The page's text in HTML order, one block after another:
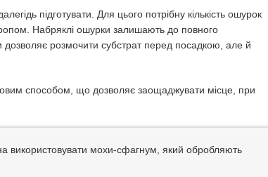
підготувати. Для цього потрібну кількість ошурок
Набряклі ошурки залишають до повного
дозволяє розмочити субстрат перед посадкою, але й
способом, що дозволяє заощаджувати місце, при
використовувати мохи-сфагнум, який обробляють